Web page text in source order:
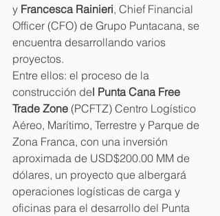
y Francesca Rainieri, Chief Financial
Officer (CFO) de Grupo Puntacana, se
encuentra desarrollando varios
proyectos.
Entre ellos: el proceso de la
construcción del Punta Cana Free
Trade Zone (PCFTZ) Centro Logístico
Aéreo, Marítimo, Terrestre y Parque de
Zona Franca, con una inversión
aproximada de USD$200.00 MM de
dólares, un proyecto que albergará
operaciones logísticas de carga y
oficinas para el desarrollo del Punta